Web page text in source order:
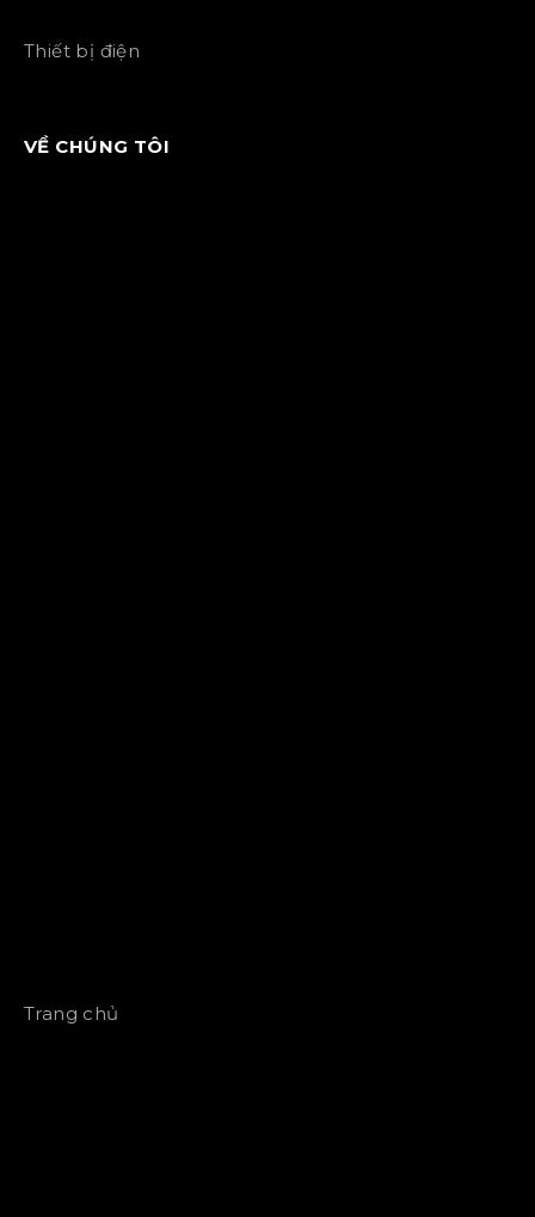
Thiết bị điện
VỀ CHÚNG TÔI
Trang chủ